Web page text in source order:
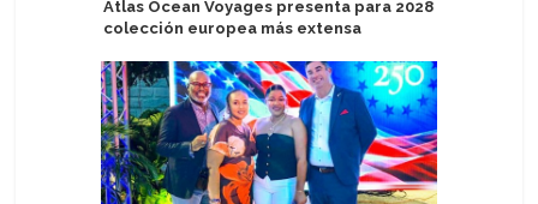
Atlas Ocean Voyages presenta para 2028
colección europea más extensa